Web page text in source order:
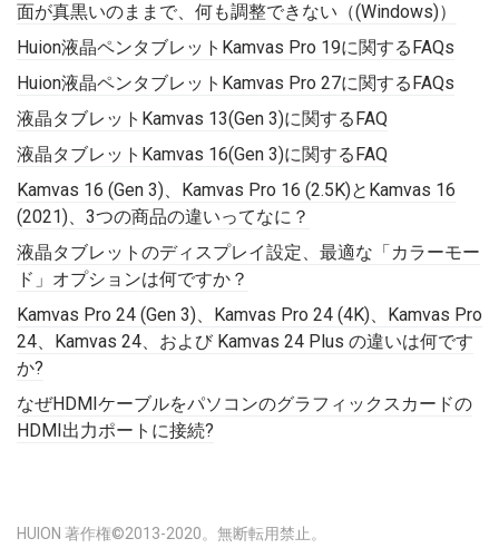
面が真黒いのままで、何も調整できない（(Windows)）
Huion液晶ペンタブレットKamvas Pro 19に関するFAQs
Huion液晶ペンタブレットKamvas Pro 27に関するFAQs
液晶タブレットKamvas 13(Gen 3)に関するFAQ
液晶タブレットKamvas 16(Gen 3)に関するFAQ
Kamvas 16 (Gen 3)、Kamvas Pro 16 (2.5K)とKamvas 16
(2021)、3つの商品の違いってなに？
液晶タブレットのディスプレイ設定、最適な「カラーモー
ド」オプションは何ですか？
Kamvas Pro 24 (Gen 3)、Kamvas Pro 24 (4K)、Kamvas Pro
24、Kamvas 24、および Kamvas 24 Plus の違いは何です
か?
なぜHDMIケーブルをパソコンのグラフィックスカードの
HDMI出力ポートに接続?
HUION 著作権©2013-2020。無断転用禁止。